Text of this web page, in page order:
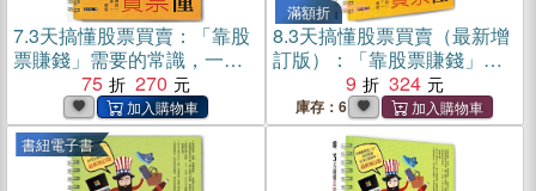
7.3天搞懂股票買賣：「靠股
票賺錢」需要的常識，一問
一答間，輕鬆學起來！(電子
75 270
滿額折
8.3天搞懂股票買賣（最新增
訂版）：「靠股票賺錢」需
要的常識，一問一答間，輕
鬆學起來！
9 324
庫存：6
書紐電子書